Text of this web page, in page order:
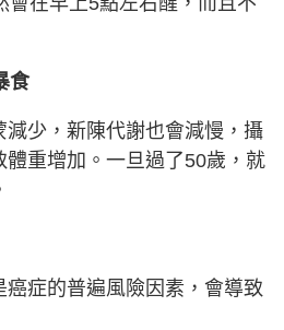
食
減少，新陳代謝也會減慢，攝
重增加。一旦過了50歲，就
症的普遍風險因素，會導致